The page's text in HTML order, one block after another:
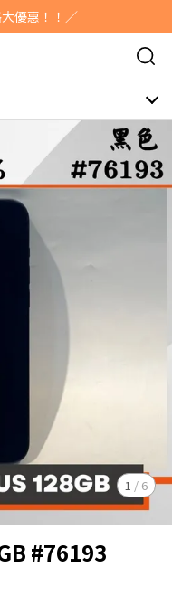
優惠！！／
1 / 6
#76193